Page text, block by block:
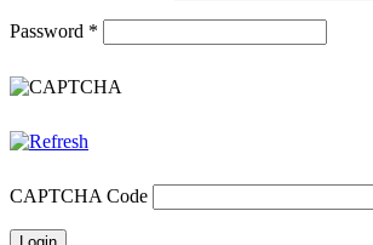
Password *
CAPTCHA Code